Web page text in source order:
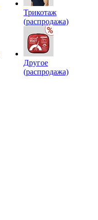
Трикотаж
(распродажа)
Другое
(распродажа)